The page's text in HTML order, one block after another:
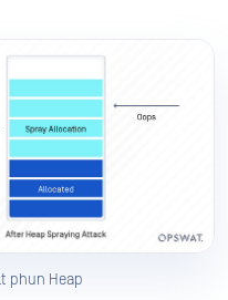
phun Heap